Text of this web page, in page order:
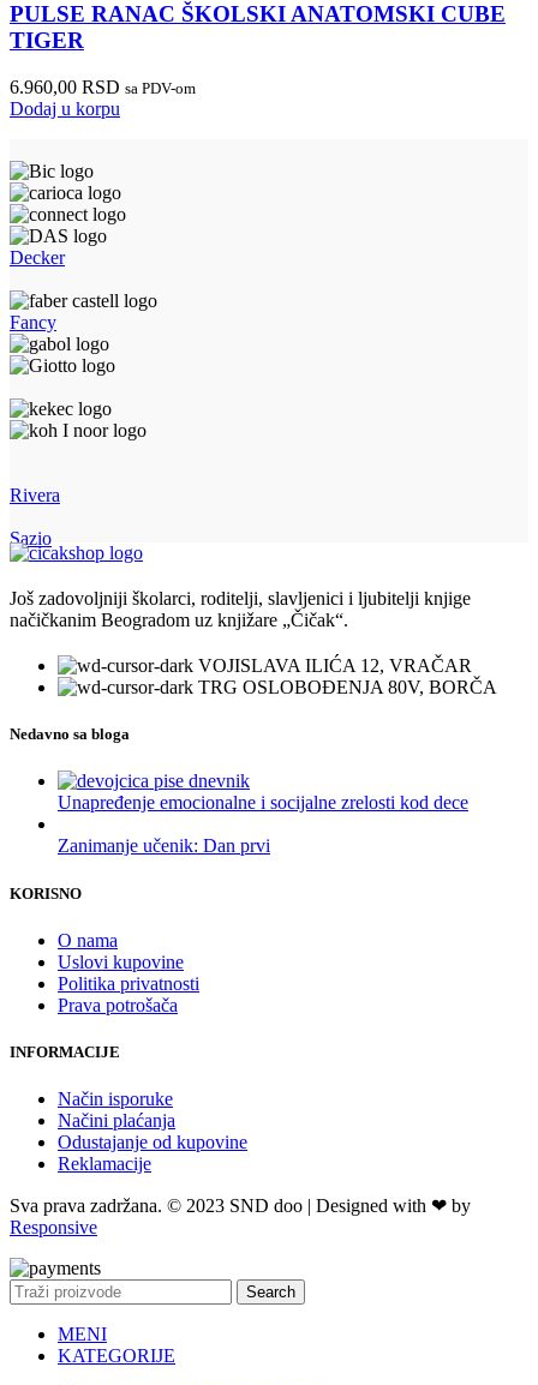
PULSE RANAC ŠKOLSKI ANATOMSKI CUBE
TIGER
6.960,00 RSD sa PDV-om
Dodaj u korpu
Decker
Fancy
Rivera
Sazio
Još zadovoljniji školarci, roditelji, slavljenici i ljubitelji knjige
načičkanim Beogradom uz knjižare „Čičak“.
VOJISLAVA ILIĆA 12, VRAČAR
TRG OSLOBOĐENJA 80V, BORČA
Nedavno sa bloga
Unapređenje emocionalne i socijalne zrelosti kod dece
Zanimanje učenik: Dan prvi
KORISNO
O nama
Uslovi kupovine
Politika privatnosti
Prava potrošača
INFORMACIJE
Način isporuke
Načini plaćanja
Odustajanje od kupovine
Reklamacije
Sva prava zadržana. © 2023 SND doo | Designed with ❤ by
Responsive
Search
MENI
KATEGORIJE